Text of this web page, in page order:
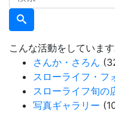
索
こんな活動をしています
さんか・さろん
スローライフ・フ
スローライフ旬の
写真ギャラリー